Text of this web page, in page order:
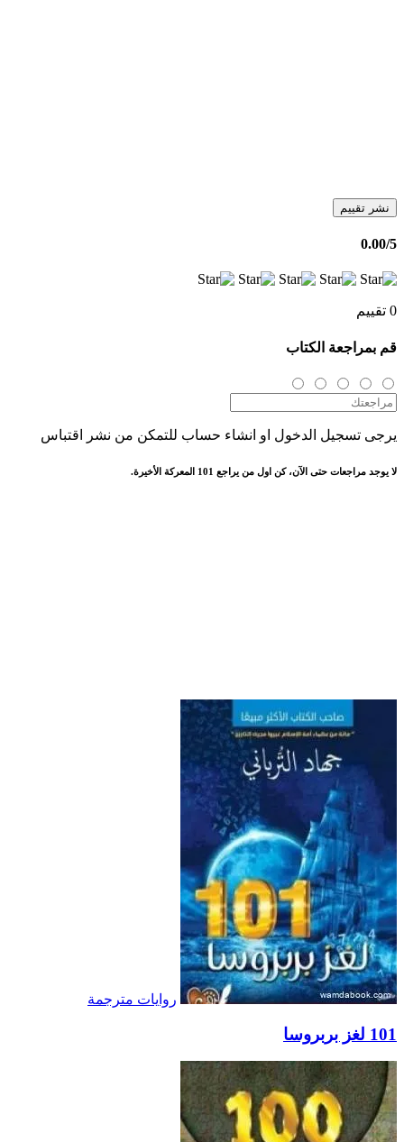
نشر تقييم
0.00/5
0 تقييم
قم بمراجعة الكتاب
يرجى تسجيل الدخول او انشاء حساب للتمكن من نشر اقتباس
لا يوجد مراجعات حتى الآن، كن اول من يراجع 101 المعركة الأخيرة.
روايات مترجمة
101 لغز بربروسا